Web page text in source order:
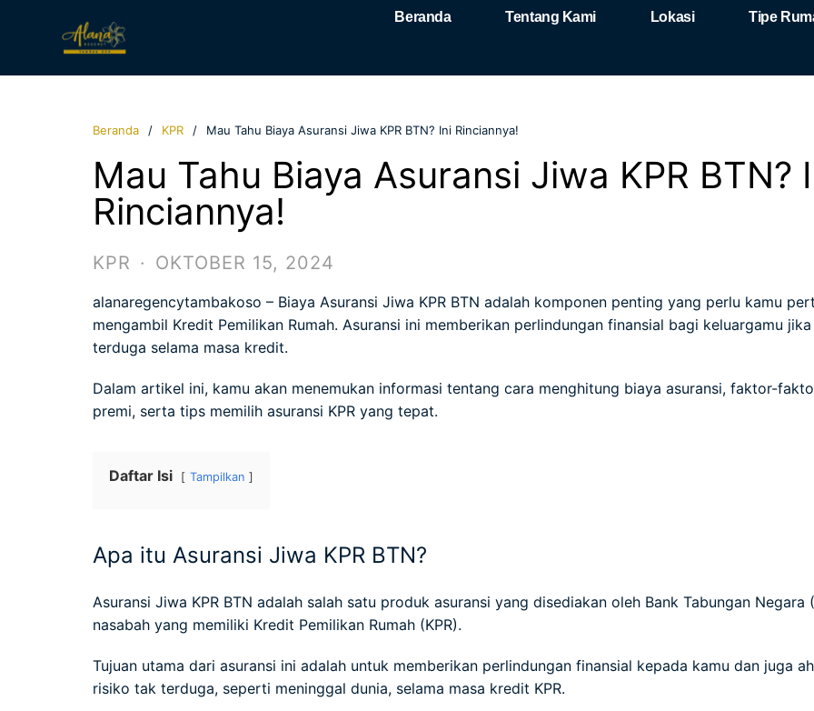
Beranda Tentang Kami Lokasi Tipe
Beranda KPR Mau Tahu Biaya Asuransi Jiwa KPR BTN? Ini Rinciannya!
Mau Tahu Biaya Asuransi Jiwa KPR BTN?
Rinciannya!
KPR · OKTOBER 15, 2024
alanaregencytambakoso – Biaya Asuransi Jiwa KPR BTN adalah komponen penting yang perlu kamu
mengambil Kredit Pemilikan Rumah. Asuransi ini memberikan perlindungan finansial bagi keluargamu
terduga selama masa kredit.
Dalam artikel ini, kamu akan menemukan informasi tentang cara menghitung biaya asuransi, faktor-
premi, serta tips memilih asuransi KPR yang tepat.
Daftar Isi Tampilkan
Apa itu Asuransi Jiwa KPR BTN?
Asuransi Jiwa KPR BTN adalah salah satu produk asuransi yang disediakan oleh Bank Tabungan Negara
nasabah yang memiliki Kredit Pemilikan Rumah (KPR).
Tujuan utama dari asuransi ini adalah untuk memberikan perlindungan finansial kepada kamu dan juga
risiko tak terduga, seperti meninggal dunia, selama masa kredit KPR.